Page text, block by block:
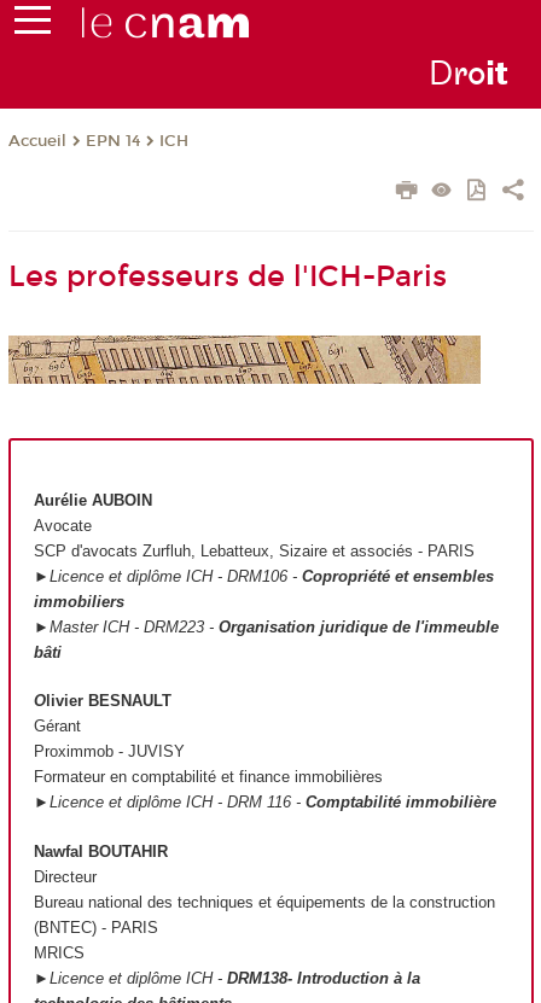
Droit
Accueil EPN 14 ICH
Les professeurs de l'ICH-Paris
Aurélie AUBOIN
Avocate
SCP d'avocats Zurfluh, Lebatteux, Sizaire et associés - PARIS
►Licence et diplôme ICH - DRM106 - Copropriété et ensembles
immobiliers
►Master ICH - DRM223 - Organisation juridique de l'immeuble
bâti
O livier BESNAULT
Gérant
Proximmob - JUVISY
Formateur en comptabilité et finance immobilières
►Licence et diplôme ICH - DRM 116 - Comptabilité immobilière
Nawfal BOUTAHIR
Directeur
Bureau national des techniques et équipements de la construction
(BNTEC) - PARIS
MRICS
►Licence et diplôme ICH - DRM138- Introduction à la